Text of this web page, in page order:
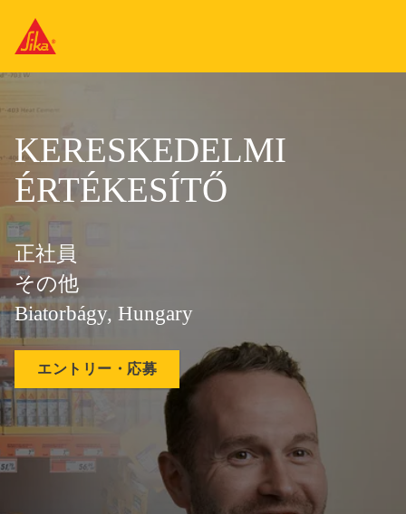
KERESKEDELMI
ÉRTÉKESÍTŐ
正社員
その他
Biatorbágy, Hungary
エントリー・応募